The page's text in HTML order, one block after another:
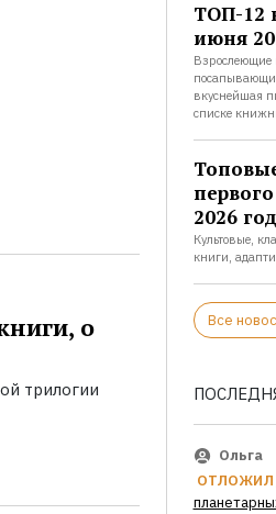
о
трилогии
ТОП-12
июня
вкуснейшая
списке
2026
Культовые,
книги,
Все
Ольга
ОТЛОЖИЛ